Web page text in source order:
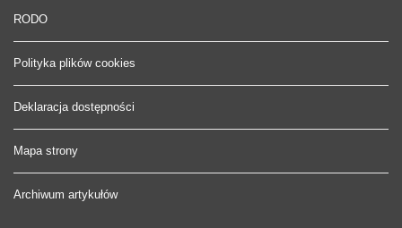
RODO
Polityka plików cookies
Deklaracja dostępności
Mapa strony
Archiwum artykułów